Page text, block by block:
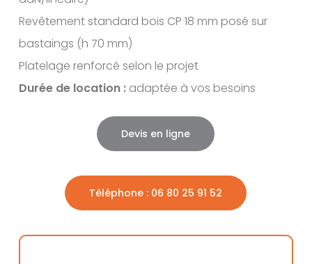
Revêtement standard bois CP 18 mm posé sur
bastaings (h 70 mm)
Platelage renforcé selon le projet
Durée de location :adaptée à vos besoins
Devis en ligne
Téléphone : 06 80 25 91 52